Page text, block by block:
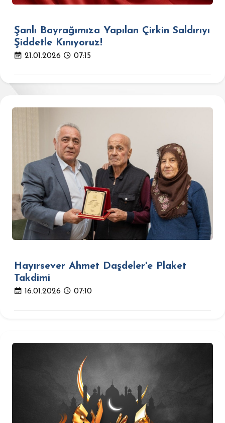
Şanlı Bayrağımıza Yapılan Çirkin Saldırıyı
Şiddetle Kınıyoruz!
21.01.2026 07:15
Hayırsever Ahmet Daşdeler'e Plaket
Takdimi
16.01.2026 07:10